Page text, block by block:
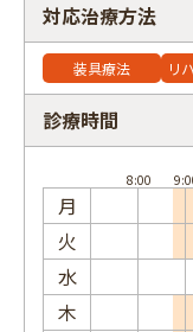
対応治療方法
装具療法 リ
診療時間
月
火
水
木